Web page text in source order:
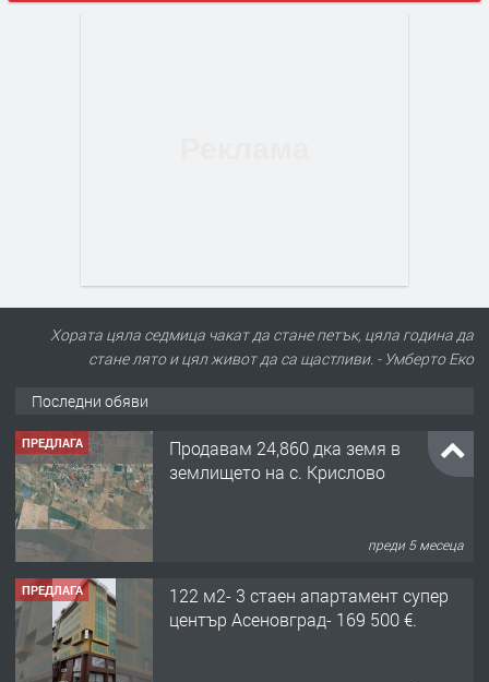
Хората цяла седмица чакат да стане петък, цяла година да
стане лято и цял живот да са щастливи. - Умберто Еко
Последни обяви
ПРЕДЛАГА
Продавам 24,860 дка земя в
землището на с. Крислово
преди 5 месеца
ПРЕДЛАГА
122 м2- 3 стаен апартамент супер
център Асеновград- 169 500 €.